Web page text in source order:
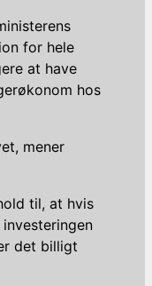
for hele
at have
hos
mener
til, at hvis
det billigt